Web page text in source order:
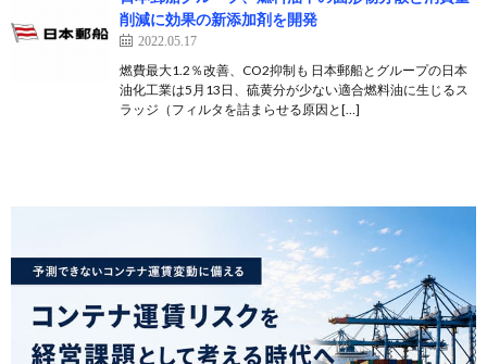
削減に効果の新添加剤を開発
2022.05.17
燃費最大1.2％改善、CO2抑制も 日本郵船とグループの日本
油化工業は5月13日、硫黄分が少ない適合燃料油に生じるス
ラッジ（フィルタを詰まらせる原因と[…]